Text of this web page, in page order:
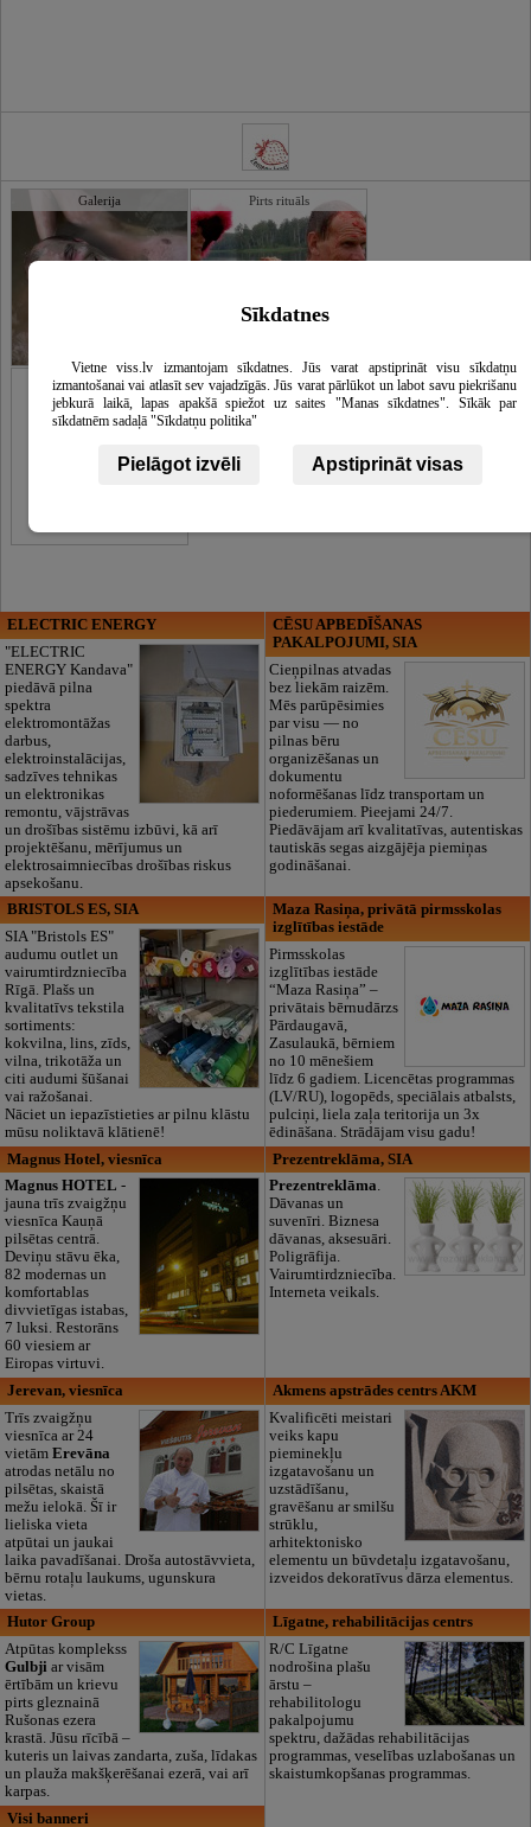
Galerija Pirts rituāls
Logo
ELECTRIC ENERGY
"ELECTRIC
ENERGY Kandava"
piedāvā pilna
spektra
elektromontāžas
darbus,
elektroinstalācijas,
sadzīves tehnikas
un elektronikas
remontu, vājstrāvas
un drošības sistēmu izbūvi, kā arī
projektēšanu, mērījumus un
elektrosaimniecības drošības riskus
apsekošanu.
CĒSU APBEDĪŠANAS
PAKALPOJUMI, SIA
Cieņpilnas atvadas
bez liekām raizēm.
Mēs parūpēsimies
par visu — no
pilnas bēru
organizēšanas un
dokumentu
noformēšanas līdz transportam un
piederumiem. Pieejami 24/7.
Piedāvājam arī kvalitatīvas, autentiskas
tautiskās segas aizgājēja piemiņas
godināšanai.
BRISTOLS ES, SIA
SIA "Bristols ES"
audumu outlet un
vairumtirdzniecība
Rīgā. Plašs un
kvalitatīvs tekstila
sortiments:
kokvilna, lins, zīds,
vilna, trikotāža un
citi audumi šūšanai
vai ražošanai.
Nāciet un iepazīstieties ar pilnu klāstu
mūsu noliktavā klātienē!
Maza Rasiņa, privātā pirmsskolas
izglītības iestāde
Pirmsskolas
izglītības iestāde
“Maza Rasiņa” –
privātais bērnudārzs
Pārdaugavā,
Zasulaukā, bērniem
no 10 mēnešiem
līdz 6 gadiem. Licencētas programmas
(LV/RU), logopēds, speciālais atbalsts,
pulciņi, liela zaļa teritorija un 3x
ēdināšana. Strādājam visu gadu!
Magnus Hotel, viesnīca
Magnus HOTEL -
jauna trīs zvaigžņu
viesnīca Kauņā
pilsētas centrā.
Deviņu stāvu ēka,
82 modernas un
komfortablas
divvietīgas istabas,
7 luksi. Restorāns
60 viesiem ar
Eiropas virtuvi.
Prezentreklāma, SIA
Prezentreklāma.
Dāvanas un
suvenīri. Biznesa
dāvanas, aksesuāri.
Poligrāfija.
Vairumtirdzniecība.
Interneta veikals.
Jerevan, viesnīca
Trīs zvaigžņu
viesnīca ar 24
vietām Erevāna
atrodas netālu no
pilsētas, skaistā
mežu ielokā. Šī ir
lieliska vieta
atpūtai un jaukai
laika pavadīšanai. Droša autostāvvieta,
bērnu rotaļu laukums, ugunskura
vietas.
Akmens apstrādes centrs AKM
Kvalificēti meistari
veiks kapu
pieminekļu
izgatavošanu un
uzstādīšanu,
gravēšanu ar smilšu
strūklu,
arhitektonisko
elementu un būvdetaļu izgatavošanu,
izveidos dekoratīvus dārza elementus.
Hutor Group
Atpūtas komplekss
Gulbji ar visām
ērtībām un krievu
pirts gleznainā
Rušonas ezera
krastā. Jūsu rīcībā –
kuteris un laivas zandarta, zuša, līdakas
un plauža makšķerēšanai ezerā, vai arī
karpas.
Līgatne, rehabilitācijas centrs
R/C Līgatne
nodrošina plašu
ārstu –
rehabilitologu
pakalpojumu
spektru, dažādas rehabilitācijas
programmas, veselības uzlabošanas un
skaistumkopšanas programmas.
Visi banneri
Sīkdatnes
Vietne viss.lv izmantojam sīkdatnes. Jūs varat apstiprināt visu sīkdatņu
izmantošanai vai atlasīt sev vajadzīgās. Jūs varat pārlūkot un labot savu piekrišanu
jebkurā laikā, lapas apakšā spiežot uz saites "Manas sīkdatnes". Sīkāk par
sīkdatnēm sadaļā "Sīkdatņu politika"
Pielāgot izvēli Apstiprināt visas